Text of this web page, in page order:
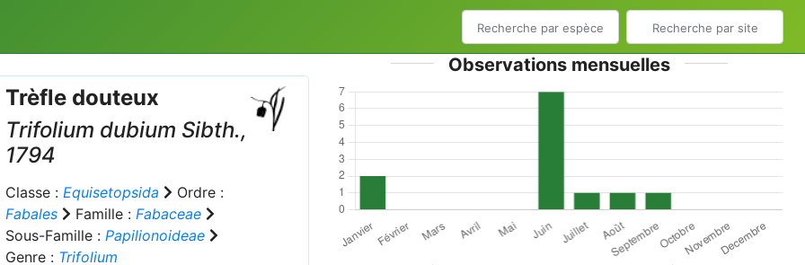
Trèfle douteux
Trifolium dubium Sibth.,
1794
Classe : Equisetopsida
Ordre :
Fabales
Famille : Fabaceae
Sous-Famille : Papilionoideae
Genre : Trifolium
Observations mensuelles